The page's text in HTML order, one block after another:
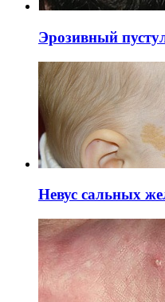
Эрозивный
Невус сальных